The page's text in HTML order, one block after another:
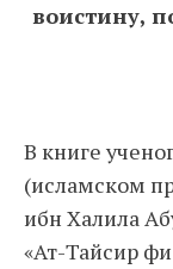
воистину,
В книге
(исламском
ибн Халила
«Ат-Тайсир